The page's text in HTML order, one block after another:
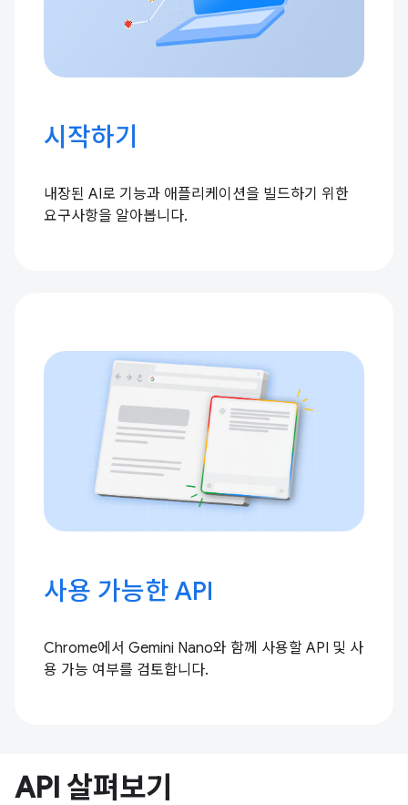
시작하기
내장된 AI로 기능과 애플리케이션을 빌드하기 위한
요구사항을 알아봅니다.
사용 가능한 API
Chrome에서 Gemini Nano와 함께 사용할 API 및 사
용 가능 여부를 검토합니다.
API 살펴보기